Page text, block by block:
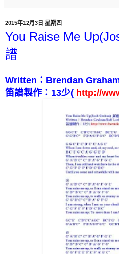
2015年12月3日 星期四
You Raise Me
譜
Written ： Brendan
笛譜製作： 13少( http://